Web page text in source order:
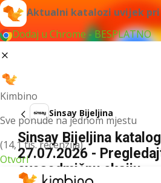
Aktualni katalozi uvijek pri
Dodaj u Chrome - BESPLATNO
Kimbino
Sve ponude na jednom mjestu
(14,1 tis. recenzija)
Otvori
Sinsay Bijeljina
Sinsay Bijeljina
27.07.2026 -
ovosedmičnu akciju